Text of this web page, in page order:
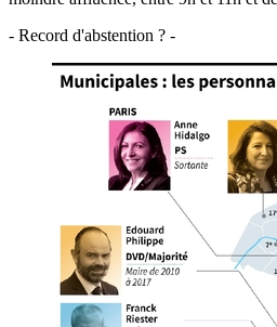
- Record d'abstention ? -